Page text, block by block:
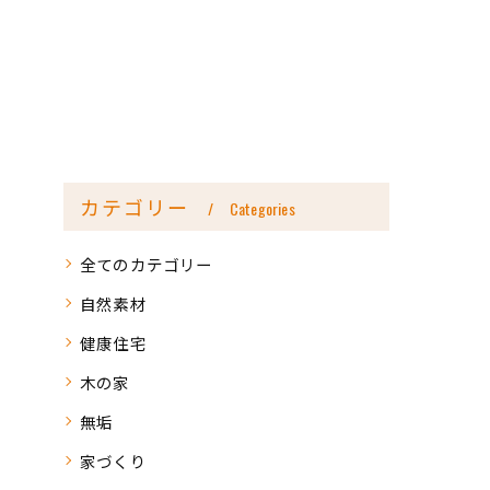
カテゴリー Categories
全てのカテゴリー
自然素材
健康住宅
木の家
無垢
家づくり